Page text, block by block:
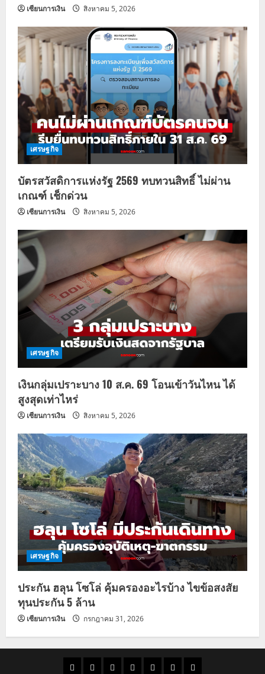
เซียนการเงิน สิงหาคม 5, 2026
เศรษฐกิจ
บัตรสวัสดิการแห่งรัฐ 2569 ทบทวนสิทธิ์ ไม่ผ่าน
เกณฑ์ เช็กด่วน
เซียนการเงิน สิงหาคม 5, 2026
เศรษฐกิจ
เงินกลุ่มเปราะบาง 10 ส.ค. 69 โอนเข้าวันไหน ได้
สูงสุดเท่าไหร่
เซียนการเงิน สิงหาคม 5, 2026
เศรษฐกิจ
ประกัน ฮลุน โซโล่ คุ้มครองอะไรบ้าง ไขข้อสงสัย
ทุนประกัน 5 ล้าน
เซียนการเงิน กรกฎาคม 31, 2026
ราคาแนว ข่าว ข่าว ดูด ที่ ผู้ชาย